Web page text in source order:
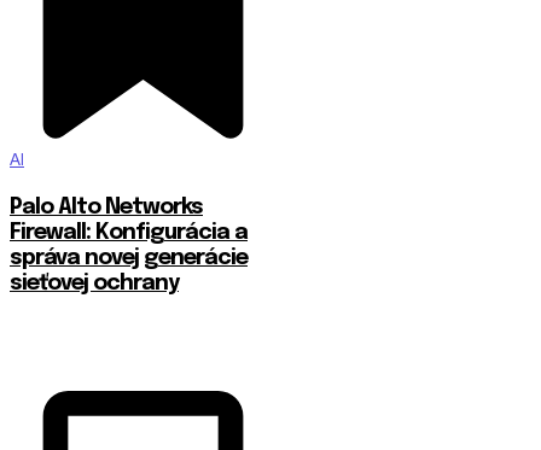
AI
Palo Alto Networks
Firewall: Konfigurácia a
správa novej generácie
sieťovej ochrany